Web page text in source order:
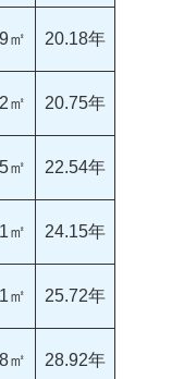
㎡ 20.18年
㎡ 20.75年
㎡ 22.54年
㎡ 24.15年
㎡ 25.72年
㎡ 28.92年